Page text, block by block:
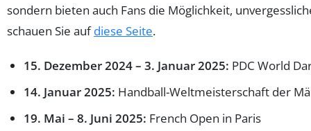
sondern bieten auch Fans die Möglichkeit,
schauen Sie aufdiese Seite.
15. Dezember 2024 – 3. Januar 2025: PDC World
14. Januar 2025: Handball-Weltmeisterschaft der
19. Mai – 8. Juni 2025: French Open in Paris